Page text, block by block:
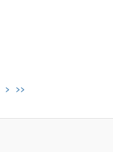
190
200
> >>